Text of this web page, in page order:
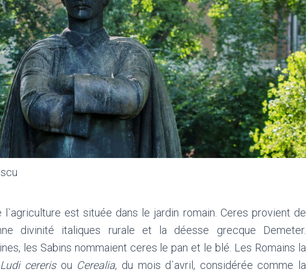
est située dans le jardin romain. Ceres provient de
divinité italiques rurale et la déesse grecque Demeter.
les Sabins nommaient ceres le pan et le blé. Les Romains la
Ludi cererisou Cerealia, du mois d`avril, considérée comme la